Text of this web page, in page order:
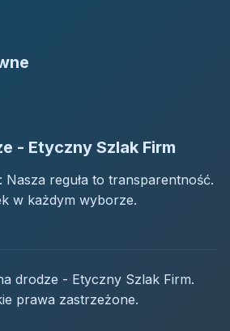
- Etyczny Szlak Firm
Nasza reguła to transparentność.
w każdym wyborze.
drodze - Etyczny Szlak Firm.
prawa zastrzeżone.